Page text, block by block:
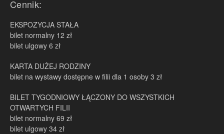
Cennik:
EKSPOZYCJA STAŁA
bilet normalny 12 zł
bilet ulgowy 6 zł
KARTA DUŻEJ RODZINY
bilet na wystawy dostępne w filii dla 1 osoby 3 zł
BILET TYGODNIOWY ŁĄCZONY DO WSZYSTKICH
OTWARTYCH FILII
bilet normalny 69 zł
bilet ulgowy 34 zł